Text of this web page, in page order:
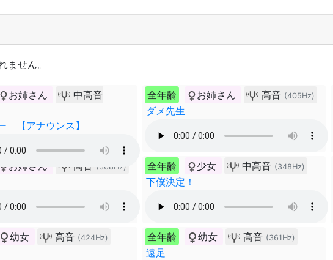
ません。
お姉さん 中高音
【アナウンス】
全年齢 お姉さん 高音 (405Hz)
ダメ先生
お姉さん 高音 (368Hz) 全年齢 少女 中高音 (348Hz)
下僕決定！
幼女 高音 (424Hz) 全年齢 幼女 高音 (361Hz)
遠足